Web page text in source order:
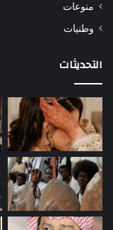
منوعات
وطنيات
التحديثات